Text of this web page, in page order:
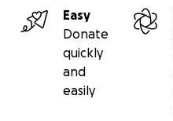
Easy
Donate
quickly
and
easily